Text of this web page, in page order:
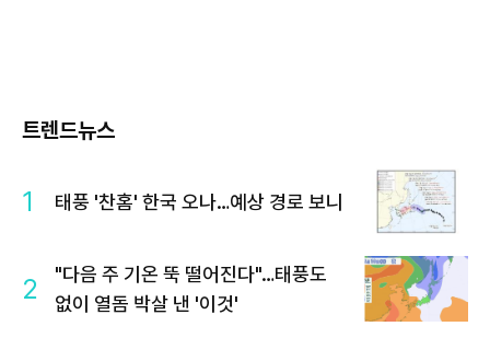
트렌드뉴스
1 태풍 '찬홈' 한국 오나…예상 경로 보니
2
"다음 주 기온 뚝 떨어진다"…태풍도
없이 열돔 박살 낸 '이것'